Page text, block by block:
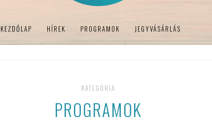
KEZDŐLAP HÍREK PROGRAMOK JEGYVÁSÁRLÁS
KATEGÓRIA
PROGRAMOK